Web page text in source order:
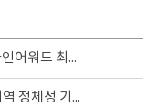
[공고] 2026 부산국제디자인어워드 최종심사 결과공고
[계약·입찰] 영블루밸리 지역 정체성 기반 특화 디자인(브랜딩) 개발 용역 입찰 재공고